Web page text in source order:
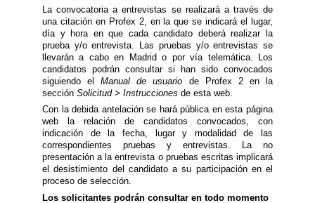
La convocatoria a entrevistas se realizará a través de
una citación en Profex 2, en la que se indicará el lugar,
día y hora en que cada candidato deberá realizar la
prueba y/o entrevista. Las pruebas y/o entrevistas se
llevarán a cabo en Madrid o por vía telemática. Los
candidatos podrán consultar si han sido convocados
siguiendo elManual de usuario de Profex 2 en la
sección Solicitud > Instrucciones de esta web.
Con la debida antelación se hará pública en esta página
web la relación de candidatos convocados, con
indicación de la fecha, lugar y modalidad de las
correspondientes pruebas y entrevistas. La no
presentación a la entrevista o pruebas escritas implicará
el desistimiento del candidato a su participación en el
proceso de selección.
Los solicitantes podrán consultar en todo momento